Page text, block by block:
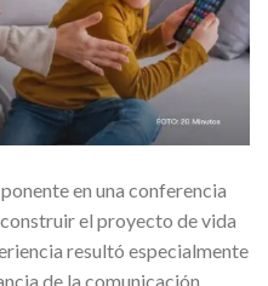
en una conferencia
el proyecto de vida
resultó especialmente
de la comunicación